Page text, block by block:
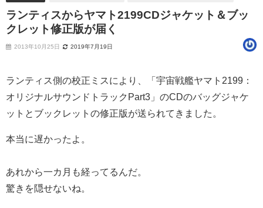
ランティスからヤマト2199CDジャケット＆ブッ
クレット修正版が届く
2013年10月25日 2019年7月19日
ランティス側の校正ミスにより、「宇宙戦艦ヤマト2199：
オリジナルサウンドトラックPart3」のCDのバッグジャケ
ットとブックレットの修正版が送られてきました。
本当に遅かったよ。
あれから一カ月も経ってるんだ。
驚きを隠せないね。